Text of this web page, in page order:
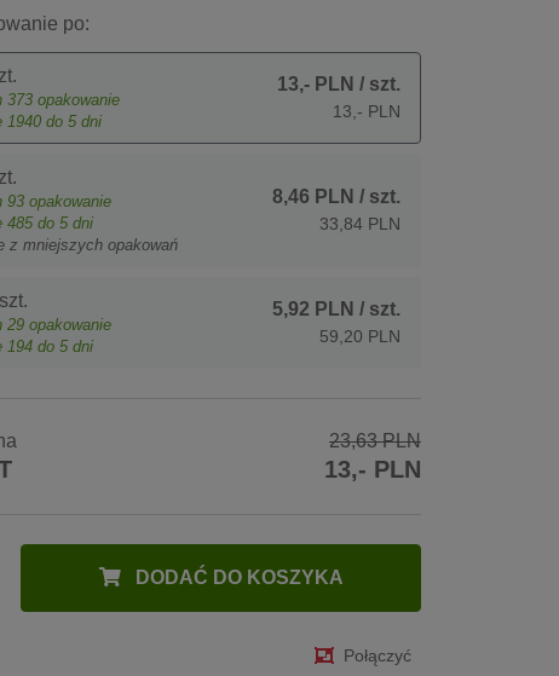
po:
373 opakowanie
1940 do 5 dni
13,- PLN / szt.
13,- PLN
93 opakowanie
485 do 5 dni
z mniejszych opakowań
8,46 PLN / szt.
33,84 PLN
29 opakowanie
194 do 5 dni
5,92 PLN / szt.
59,20 PLN
23,63 PLN
13,- PLN
DODAĆ DO KOSZYKA
Połączyć